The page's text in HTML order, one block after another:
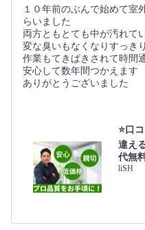
１０年前のぶんで始めて室
らいました
両方ともとても中が汚れて
変な臭いもなくなりすっき
作業もてきぱきされて時間
安心して数年間つかえます
ありがとうございました
⭐口
違え
代無
liSH